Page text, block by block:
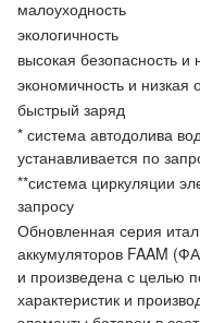
малоуходность
экологичность
высокая безопасность и
экономичность и
быстрый заряд
* система автодолива
устанавливается по
**система циркуляции
запросу
Обновленная серия
аккумуляторов FAAM
и произведена с целью
характеристик и